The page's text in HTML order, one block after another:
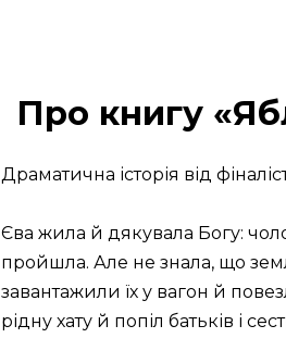
Про книгу
Драматична історія від
Єва жила й дякувала Богу:
пройшла. Але не знала, що
завантажили їх у вагон й
рідну хату й попіл батьків і